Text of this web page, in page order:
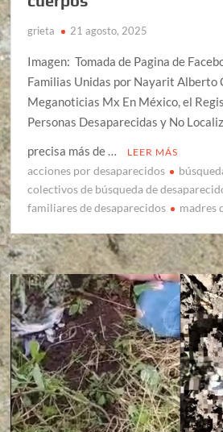
grieta 21 agosto, 2025
Imagen: Tomada de Pagina de
Familias Unidas por Nayarit Alberto
Meganoticias Mx En México, el
Personas Desaparecidas y No
precisa más de …
LEER MÁS
acciones por desaparecidos
colectivos de búsqueda de
familiares de desaparecidos
madres